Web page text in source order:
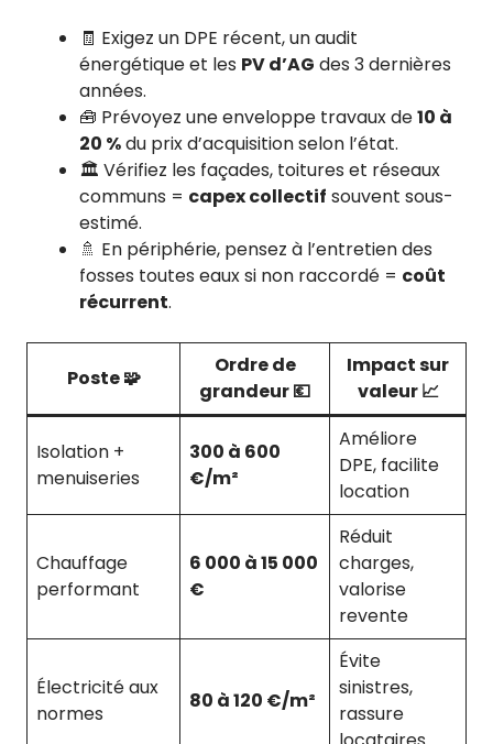
🧾 Exigez un DPE récent, un audit
énergétique et les PV d’AG des 3 dernières
années.
🧰 Prévoyez une enveloppe travaux de10 à
20 %du prix d’acquisition selon l’état.
🏛️ Vérifiez les façades, toitures et réseaux
communs = capex collectif souvent sous-
estimé.
🚿 En périphérie, pensez à l’entretien des
fosses toutes eaux si non raccordé = coût
récurrent.
Poste 🧩
Ordre de
grandeur 💶
Impact sur
valeur 📈
Isolation +
menuiseries
300 à 600
€/m²
Améliore
DPE, facilite
location
Chauffage
performant
6 000 à 15 000
€
Réduit
charges,
valorise
revente
Électricité aux
normes
80 à 120 €/m²
Évite
sinistres,
rassure